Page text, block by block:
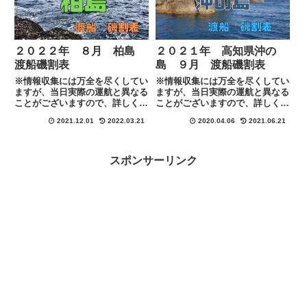
２０２２年 ８月 柏島
渡船磯割表
※情報収集には万全を尽くしてい
ますが、当日実際の運航と異なる
ことがございますので、詳しくは
先にて直接ご確認お願い致しま
2021.12.01 2022.03.21
２０２１年 高知県沖の
島 ９月 渡船磯割表
※情報収集には万全を尽くしてい
ますが、当日実際の運航と異なる
ことがございますので、詳しくは
先にて直接ご確認お願い致しま
ion() { return{ s...
2020.04.06 2021.06.21
スポンサーリンク